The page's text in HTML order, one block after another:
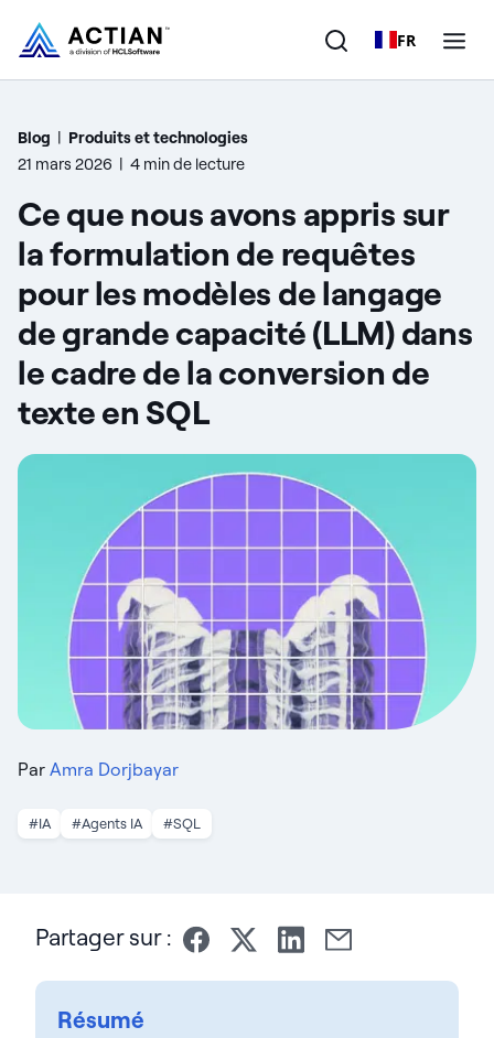
FR
Produits
Clients
Entreprise
Ressources
Blog | Produits et technologies
21 mars 2026 | 4 min de lecture
Ce que nous avons appris sur
la formulation de requêtes
pour les modèles de langage
de grande capacité (LLM) dans
le cadre de la conversion de
texte en SQL
Par Amra Dorjbayar
#IA #Agents IA #SQL
Partager sur :
Résumé